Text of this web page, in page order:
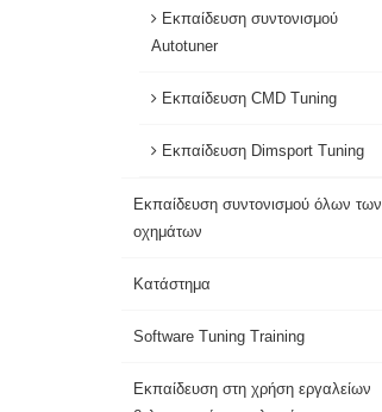
Εκπαίδευση συντονισμού
Autotuner
Εκπαίδευση CMD Tuning
Εκπαίδευση Dimsport Tuning
Εκπαίδευση συντονισμού όλων των
οχημάτων
Κατάστημα
Software Tuning Training
Εκπαίδευση στη χρήση εργαλείων